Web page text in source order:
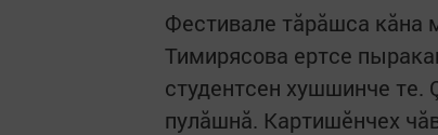
Фестивале тăрăшса кăна
Тимирясова ертсе
студентсен хушшинче те.
пулăшнă. Картишӗнчех